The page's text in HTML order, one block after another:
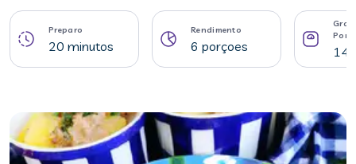
Preparo
20 minutos
Rendimento
6 porçoes